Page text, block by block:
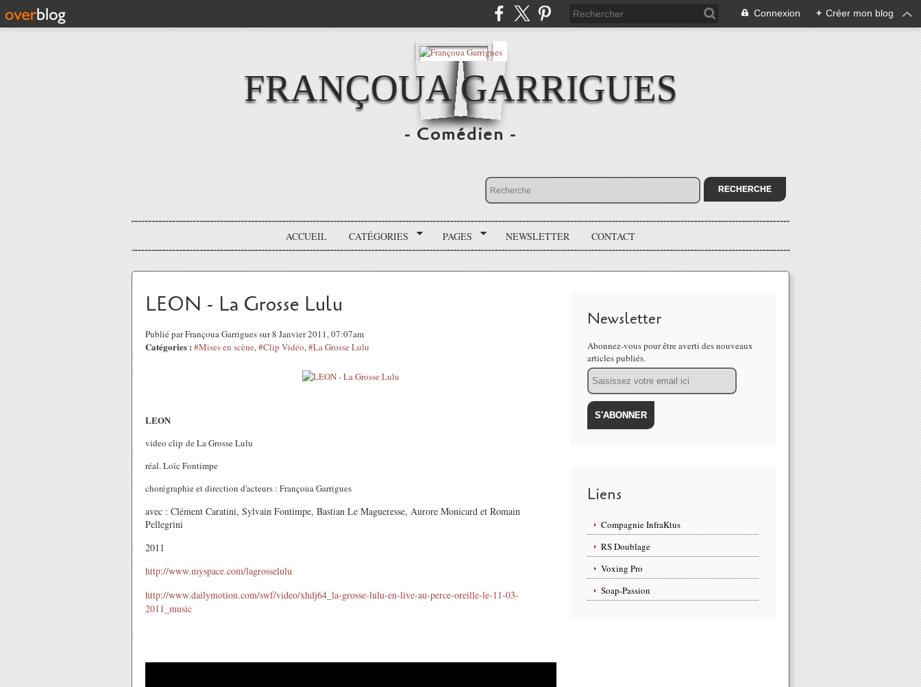
Connexion + Créer mon blog
FRANÇOUA GARRIGUES
- Comédien -
ACCUEIL CATÉGORIES PAGES NEWSLETTER CONTACT
LEON - La Grosse Lulu
Publié par Françoua Garrigues sur 8 Janvier 2011, 07:07am
Catégories : #Mises en scène,#Clip Vidéo,#La Grosse Lulu
LEON
video clip de La Grosse Lulu
réal. Loïc Fontimpe
chorégraphie et direction d'acteurs : Françoua Garrigues
avec : Clément Caratini, Sylvain Fontimpe, Bastian Le Magueresse, Aurore Monicard et Romain
Pellegrini
2011
http://www.myspace.com/lagrosselulu
http://www.dailymotion.com/swf/video/xhdj64_la-grosse-lulu-en-live-au-perce-oreille-le-11-03-
2011_music
Newsletter
Abonnez-vous pour être averti des nouveaux
articles publiés.
Email
Liens
Compagnie InfraKtus
RS Doublage
Voxing Pro
Soap-Passion